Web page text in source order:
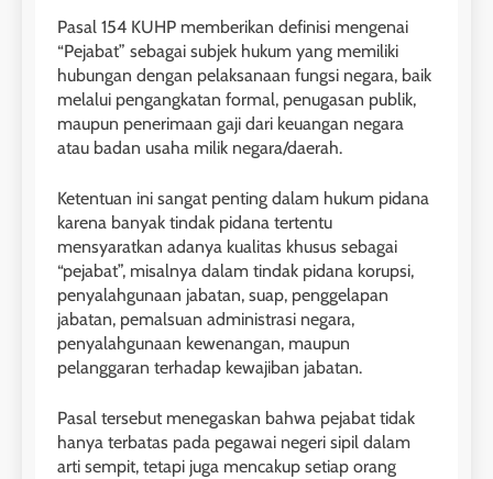
Pasal 154 KUHP memberikan definisi mengenai
“Pejabat” sebagai subjek hukum yang memiliki
hubungan dengan pelaksanaan fungsi negara, baik
melalui pengangkatan formal, penugasan publik,
maupun penerimaan gaji dari keuangan negara
atau badan usaha milik negara/daerah.
Ketentuan ini sangat penting dalam hukum pidana
karena banyak tindak pidana tertentu
mensyaratkan adanya kualitas khusus sebagai
“pejabat”, misalnya dalam tindak pidana korupsi,
penyalahgunaan jabatan, suap, penggelapan
jabatan, pemalsuan administrasi negara,
penyalahgunaan kewenangan, maupun
pelanggaran terhadap kewajiban jabatan.
Pasal tersebut menegaskan bahwa pejabat tidak
hanya terbatas pada pegawai negeri sipil dalam
arti sempit, tetapi juga mencakup setiap orang